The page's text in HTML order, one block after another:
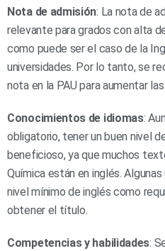
Nota de admisión: La nota de
relevante para grados con alta
como puede ser el caso de la
universidades. Por lo tanto, se
nota en la PAU para aumentar
Conocimientos de idiomas:
obligatorio, tener un buen nivel
beneficioso, ya que muchos
Química están en inglés.
nivel mínimo de inglés como
obtener el título.
Competencias y habilidades: